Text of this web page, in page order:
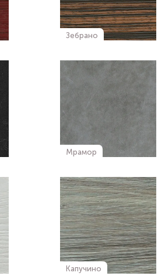
Зебрано
Мрамор
Капучино